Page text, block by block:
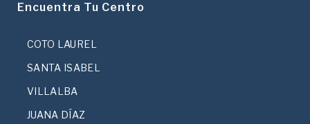
Encuentra Tu Centro
COTO LAUREL
SANTA ISABEL
VILLALBA
JUANA DÍAZ